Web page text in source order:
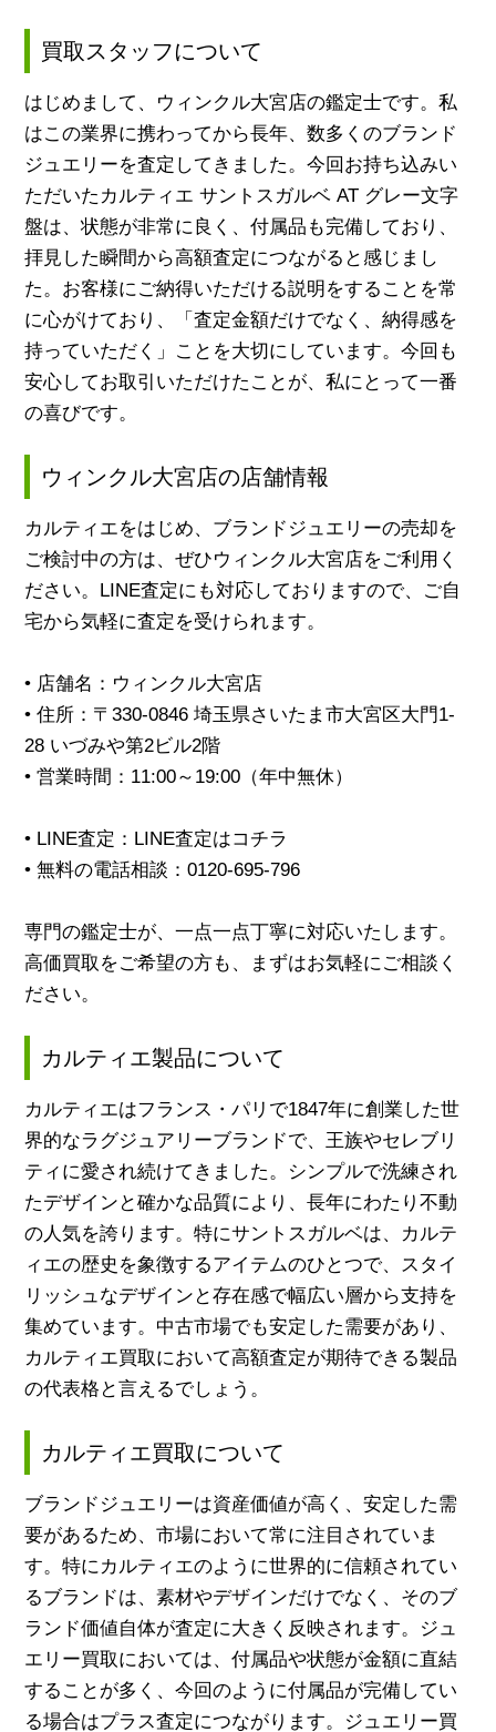
買取スタッフについて
はじめまして、ウィンクル大宮店の鑑定士です。私
はこの業界に携わってから長年、数多くのブランド
ジュエリーを査定してきました。今回お持ち込みい
ただいたカルティエ サントスガルベ AT グレー文字
盤は、状態が非常に良く、付属品も完備しており、
拝見した瞬間から高額査定につながると感じまし
た。お客様にご納得いただける説明をすることを常
に心がけており、「査定金額だけでなく、納得感を
持っていただく」ことを大切にしています。今回も
安心してお取引いただけたことが、私にとって一番
の喜びです。
ウィンクル大宮店の店舗情報
カルティエをはじめ、ブランドジュエリーの売却を
ご検討中の方は、ぜひウィンクル大宮店をご利用く
ださい。LINE査定にも対応しておりますので、ご自
宅から気軽に査定を受けられます。
• 店舗名：ウィンクル大宮店
• 住所：〒330-0846 埼玉県さいたま市大宮区大門1-
28 いづみや第2ビル2階
• 営業時間：11:00～19:00（年中無休）
• LINE査定： LINE査定はコチラ
• 無料の電話相談：0120-695-796
専門の鑑定士が、一点一点丁寧に対応いたします。
高価買取をご希望の方も、まずはお気軽にご相談く
ださい。
カルティエ製品について
カルティエはフランス・パリで1847年に創業した世
界的なラグジュアリーブランドで、王族やセレブリ
ティに愛され続けてきました。シンプルで洗練され
たデザインと確かな品質により、長年にわたり不動
の人気を誇ります。特にサントスガルベは、カルテ
ィエの歴史を象徴するアイテムのひとつで、スタイ
リッシュなデザインと存在感で幅広い層から支持を
集めています。中古市場でも安定した需要があり、
カルティエ買取において高額査定が期待できる製品
の代表格と言えるでしょう。
カルティエ買取について
ブランドジュエリーは資産価値が高く、安定した需
要があるため、市場において常に注目されていま
す。特にカルティエのように世界的に信頼されてい
るブランドは、素材やデザインだけでなく、そのブ
ランド価値自体が査定に大きく反映されます。ジュ
エリー買取においては、付属品や状態が金額に直結
することが多く、今回のように付属品が完備してい
る場合はプラス査定につながります。ジュエリー買